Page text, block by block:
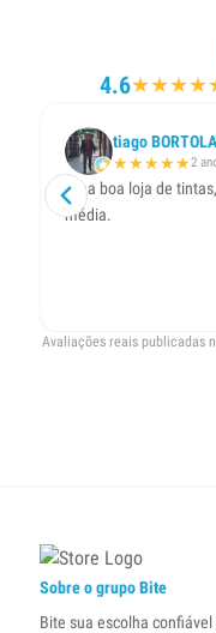
4.6★★★★
tiago
★★★★★2
Uma boa loja de
média.
Avaliações reais publicadas
Sobre o grupo Bite
Bite sua escolha